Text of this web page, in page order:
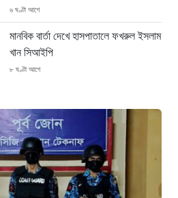
৬ ঘণ্টা আগে
মানবিক বার্তা দেখে হাসপাতালে ফখরুল ইসলাম
খান সিআইপি
৮ ঘণ্টা আগে
গ্রেপ্তার
৮ ঘণ্টা আগে
দৈনিক ৫শ টাকা মজুরীর দাবীতে বড়লেখায় চা
শ্রমিকদের গণবিক্ষোভ
৮ ঘণ্টা আগে